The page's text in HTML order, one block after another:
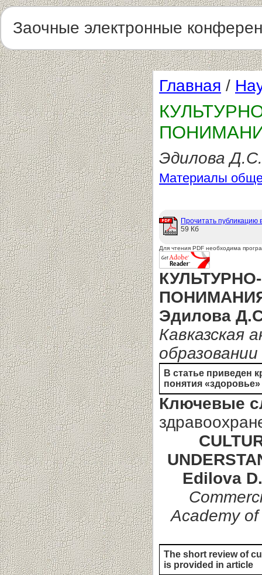
Заочные электронные
Главная /
Эдилова
Материалы
Прочитать публикацию
59 Кб
Для чтения PDF необходима
Эдилова
Кавказская
В статье приведен
понятия «здоровье»
Ключевые
Edilova
Academy
The short review of
is provided in article